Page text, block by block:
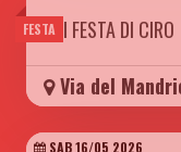
FESTAXVI FESTA DI CIRO
Via del
SAB 16/05 2026